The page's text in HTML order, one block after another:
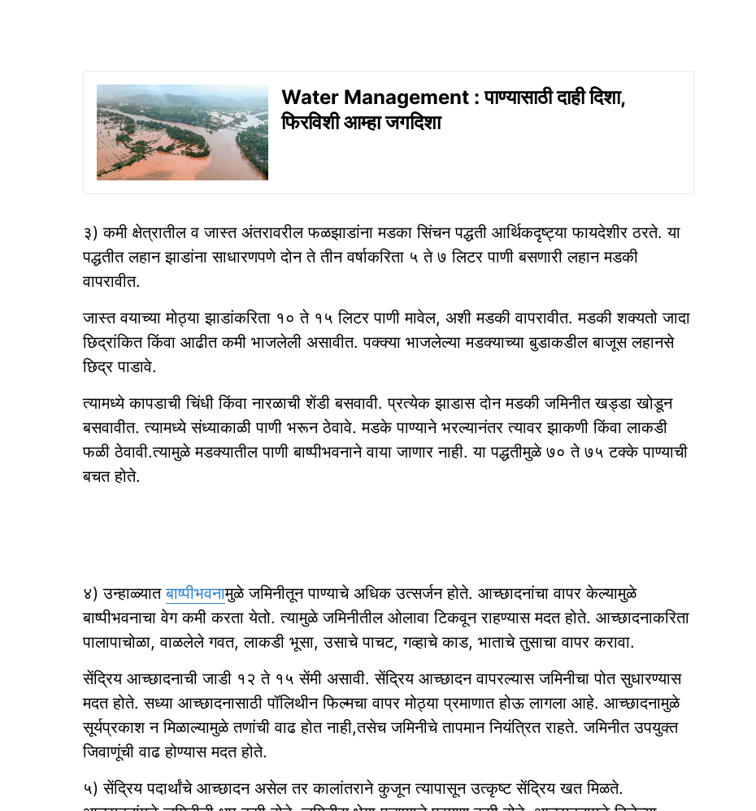
Water Management : पाण्यासाठी दाही दिशा,
फिरविशी आम्हा जगदिशा
३) कमी क्षेत्रातील व जास्त अंतरावरील फळझाडांना मडका सिंचन पद्धती आर्थिकदृष्ट्या फायदेशीर ठरते. या
पद्धतीत लहान झाडांना साधारणपणे दोन ते तीन वर्षाकरिता ५ ते ७ लिटर पाणी बसणारी लहान मडकी
वापरावीत.
जास्त वयाच्या मोठ्या झाडांकरिता १० ते १५ लिटर पाणी मावेल, अशी मडकी वापरावीत. मडकी शक्यतो जादा
छिद्रांकित किंवा आढीत कमी भाजलेली असावीत. पक्क्या भाजलेल्या मडक्याच्या बुडाकडील बाजूस लहानसे
छिद्र पाडावे.
त्यामध्ये कापडाची चिंधी किंवा नारळाची शेंडी बसवावी. प्रत्येक झाडास दोन मडकी जमिनीत खड्डा खोडून
बसवावीत. त्यामध्ये संध्याकाळी पाणी भरून ठेवावे. मडके पाण्याने भरल्यानंतर त्यावर झाकणी किंवा लाकडी
फळी ठेवावी.त्यामुळे मडक्यातील पाणी बाष्पीभवनाने वाया जाणार नाही. या पद्धतीमुळे ७० ते ७५ टक्के पाण्याची
बचत होते.
४) उन्हाळ्यातबाष्पीभवनामुळे जमिनीतून पाण्याचे अधिक उत्सर्जन होते. आच्छादनांचा वापर केल्यामुळे
बाष्पीभवनाचा वेग कमी करता येतो. त्यामुळे जमिनीतील ओलावा टिकवून राहण्यास मदत होते. आच्छादनाकरिता
पालापाचोळा, वाळलेले गवत, लाकडी भूसा, उसाचे पाचट, गव्हाचे काड, भाताचे तुसाचा वापर करावा.
सेंद्रिय आच्छादनाची जाडी १२ ते १५ सेंमी असावी. सेंद्रिय आच्छादन वापरल्यास जमिनीचा पोत सुधारण्यास
मदत होते. सध्या आच्छादनासाठी पॉलिथीन फिल्मचा वापर मोठ्या प्रमाणात होऊ लागला आहे. आच्छादनामुळे
सूर्यप्रकाश न मिळाल्यामुळे तणांची वाढ होत नाही,तसेच जमिनीचे तापमान नियंत्रित राहते. जमिनीत उपयुक्त
जिवाणूंची वाढ होण्यास मदत होते.
५) सेंद्रिय पदार्थांचे आच्छादन असेल तर कालांतराने कुजून त्यापासून उत्कृष्ट सेंद्रिय खत मिळते.